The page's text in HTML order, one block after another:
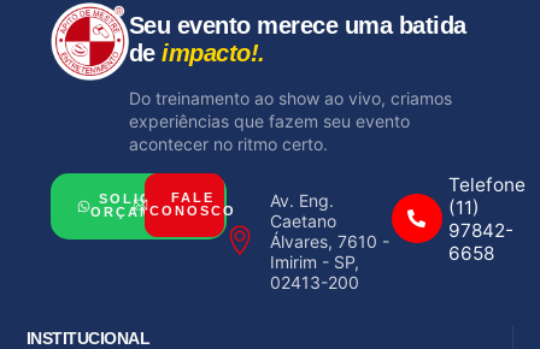
Seu evento merece uma batida
deimpacto!.
Do treinamento ao show ao vivo, criamos
experiências que fazem seu evento
acontecer no ritmo certo.
SOLICITAR
ORÇAMENTO
FALE
CONOSCO
Av. Eng.
Caetano
Álvares, 7610 -
Imirim - SP,
02413-200
Telefone
(11)
97842-
6658
INSTITUCIONAL